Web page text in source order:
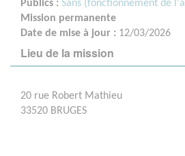
Publics : Sans (fonctionnement de
Mission permanente
Date de mise à jour : 12/03/2026
Lieu de la mission
20 rue Robert Mathieu
33520 BRUGES